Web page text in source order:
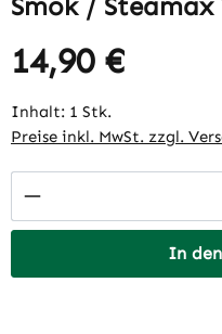
Smok / Steamax
Regulärer Preis:
14,90 €
Inhalt: 1 Stk.
Preise inkl. MwSt. zzgl.
Produkt Anzahl:
In